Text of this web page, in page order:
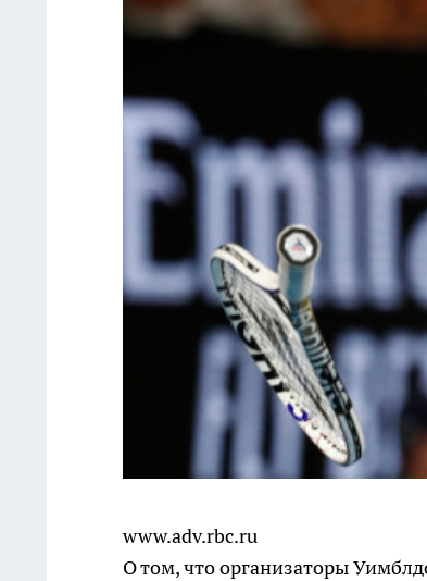
www.adv.rbc.ru
О том, что организаторы